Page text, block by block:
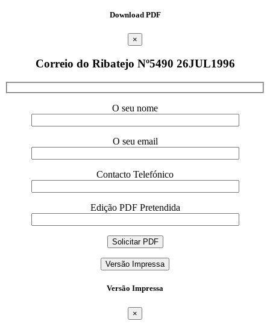
Download PDF
×
Correio do Ribatejo Nº5490 26JUL1996
O seu nome
O seu email
Contacto Telefónico
Edição PDF Pretendida
Versão Impressa
Versão Impressa
×